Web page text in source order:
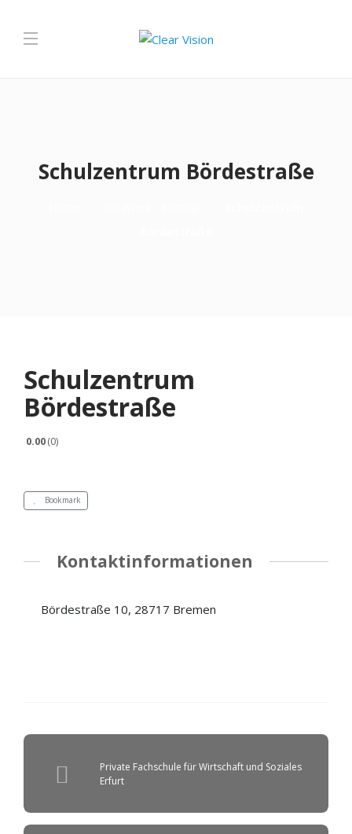
Schulzentrum Bördestraße
Schulzentrum
Bördestraße
0.00 0
Bookmark
Kontaktinformationen
Bördestraße 10, 28717 Bremen
Private Fachschule für Wirtschaft und Soziales
Erfurt